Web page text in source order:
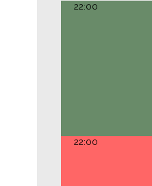
22:00
22:00